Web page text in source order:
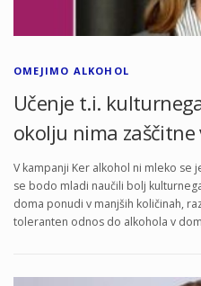
OMEJIMO ALKOHOL
Učenje t.i.
okolju nima zaščitne
V kampanji Ker alkohol ni mleko se
se bodo mladi naučili bolj
doma ponudi v manjših količinah,
toleranten odnos do alkohola v